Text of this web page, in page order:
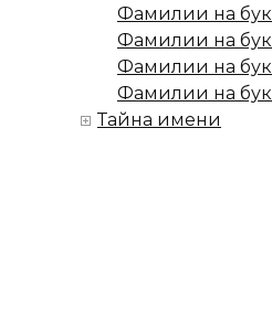
Фамилии на
Фамилии на
Фамилии на
Фамилии на
Тайна имени